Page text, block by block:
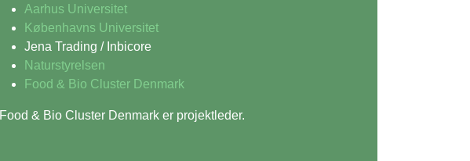
Aarhus Universitet
Københavns Universitet
Jena Trading / Inbicore
Naturstyrelsen
Food & Bio Cluster Denmark
Food & Bio Cluster Denmark er projektleder.